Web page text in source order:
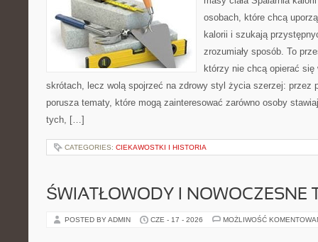
osobach, które chcą
kalorii i szukają
zrozumiały sposób. To
którzy nie chcą opierać się
skrótach, lecz wolą spojrzeć na zdrowy styl życia szerzej: przez
porusza tematy, które mogą zainteresować zarówno osoby
tych, […]
CATEGORIES: CIEKAWOSTKI I HISTORIA
ŚWIATŁOWODY I NOWOCZESNE
POSTED BY ADMIN CZE - 17 - 2026 MOŻLIWOŚĆ